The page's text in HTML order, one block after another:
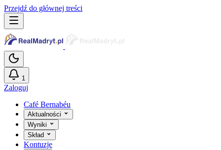
Przejdź do głównej treści
1
Zaloguj
Café Bernabéu
Aktualności
Wyniki
Skład
Kontuzje